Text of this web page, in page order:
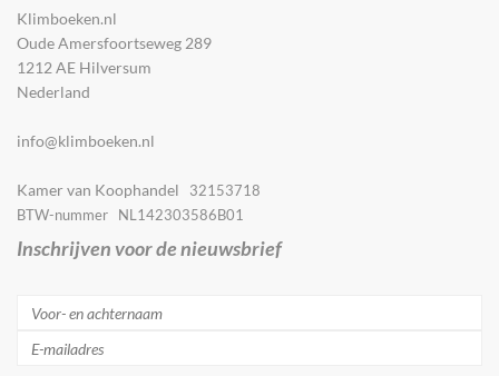
Klimboeken.nl
Oude Amersfoortseweg 289
1212 AE Hilversum
Nederland
info@klimboeken.nl
Kamer van Koophandel 32153718
BTW-nummer NL142303586B01
Inschrijven voor de nieuwsbrief